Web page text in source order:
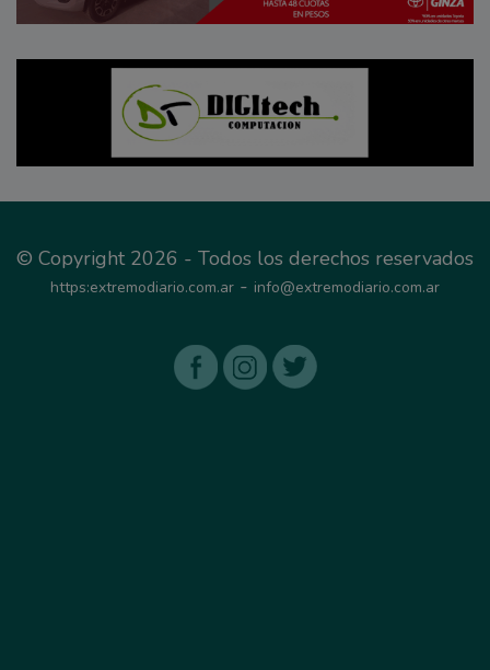
© Copyright 2026 - Todos los derechos reservados
https:extremodiario.com.ar - info@extremodiario.com.ar